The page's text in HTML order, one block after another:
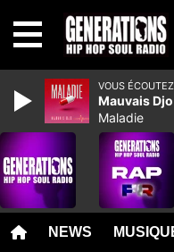
NEWS
VOUS
Mauvais Djo
Maladie